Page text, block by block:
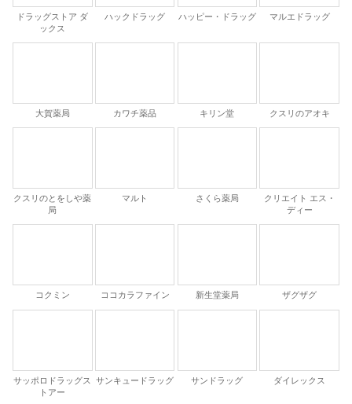
ドラッグストア ダ
ックス
ハックドラッグ ハッピー・ドラッグ マルエドラッグ
大賀薬局 カワチ薬品 キリン堂 クスリのアオキ
クスリのとをしや薬
局
マルト さくら薬局
クリエイト エス・
ディー
コクミン ココカラファイン 新生堂薬局 ザグザグ
サッポロドラッグス
トアー
サンキュードラッグ サンドラッグ ダイレックス